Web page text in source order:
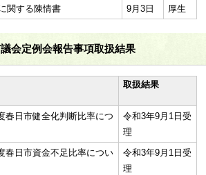
関する陳情書
9月3日
厚生
会定例会報告事項取扱結果
取扱結果
春日市健全化判断比率につ
令和3年9月1日受
理
春日市資金不足比率につい
令和3年9月1日受
理